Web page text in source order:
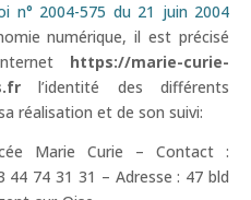
n° 2004-575 du 21 juin 2004
numérique, il est précisé
https://marie-curie-
l’identité des différents
réalisation et de son suivi:
Marie Curie – Contact :
44 74 31 31 – Adresse : 47 bld